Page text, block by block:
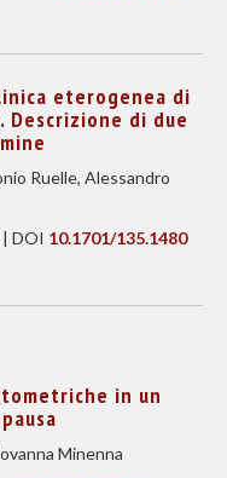
eterogenea di
di due
Ruelle, Alessandro
DOI 10.1701/135.1480
in un
Minenna